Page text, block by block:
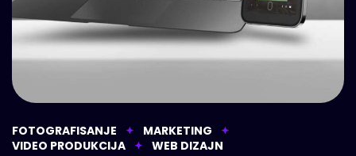
FOTOGRAFISANJE
MARKETING
VIDEO PRODUKCIJA
WEB DIZAJN